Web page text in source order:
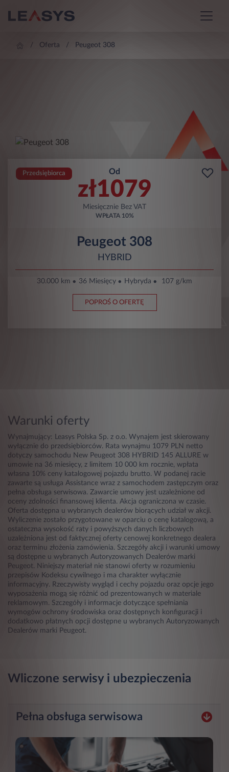
Oferta Peugeot 308
Przedsiębiorca Od
zł1079
Miesięcznie Bez VAT
WPŁATA 10%
Peugeot 308
HYBRID
30.000 km 36 Miesięcy Hybryda 107 g/km
POPROŚ O OFERTĘ
Warunki oferty
Wynajmujący: Leasys Polska Sp. z o.o. Wynajem jest skierowany
wyłącznie do przedsiębiorców. Rata wynajmu 1079 PLN netto
dotyczy samochodu New Peugeot 308 HYBRID 145 ALLURE w
umowie na 36 miesięcy, z limitem 10 000 km rocznie, wpłata
własna 10% ceny katalogowej pojazdu brutto. W podanej racie
zawarte są usługa Assistance wraz z samochodem zastępczym oraz
pełna obsługa serwisowa. Zawarcie umowy jest uzależnione od
oceny zdolności finansowej klienta. Akcja ograniczona w czasie.
Oferta dostępna u wybranych dealerów biorących udział w akcji.
Wyliczenie zostało przygotowane w oparciu o cenę katalogową, a
ostateczna wysokość raty i powyższych danych liczbowych
uzależniona jest od faktycznej oferty cenowej konkretnego dealera
oraz terminu złożenia zamówienia. Szczegóły akcji i warunki umowy
są dostępne u wybranych Autoryzowanych Dealerów marki
Peugeot. Niniejszy materiał nie stanowi oferty w rozumieniu
przepisów Kodeksu cywilnego i ma charakter wyłącznie
informacyjny. Rzeczywisty wygląd i cechy pojazdu oraz opcje jego
wyposażenia mogą się różnić od prezentowanych w materiale
reklamowym. Szczegóły i informacje dotyczące spełniania
wymogów ochrony środowiska oraz dostępnych konfiguracji i
dodatkowo płatnych opcji dostępne u wybranych Autoryzowanych
Dealerów marki Peugeot.
Wliczone serwisy i ubezpieczenia
Pełna obsługa serwisowa